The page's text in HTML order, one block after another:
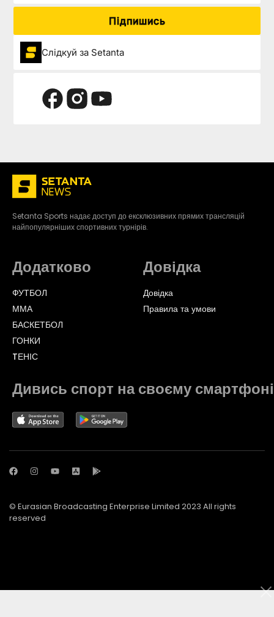
Підпишись
Слідкуй за Setanta
Setanta Sports надає доступ до ексклюзивних прямих трансляцій
найпопулярніших спортивних турнірів.
Додатково
ФУТБОЛ
ММА
БАСКЕТБОЛ
ГОНКИ
TЕНІС
Довідка
Довідка
Правила та умови
Дивись спорт на своєму смартфоні
© Eurasian Broadcasting Enterprise Limited 2023 All rights
reserved